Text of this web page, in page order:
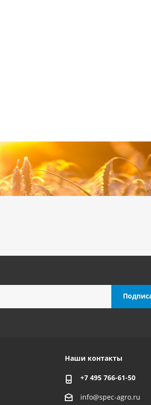
Наши контакты
+7 495 766-61-50
info@spec-agro.ru